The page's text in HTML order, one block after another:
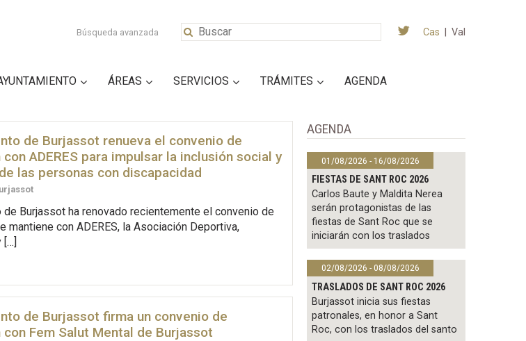
Búsqueda avanzada Cas Val
ÁREAS SERVICIOS TRÁMITES AGENDA
de Burjassot renueva el convenio de
ADERES para impulsar la inclusión social y
las personas con discapacidad
de Burjassot ha renovado recientemente el convenio de
mantiene con ADERES, la Asociación Deportiva,
de Burjassot firma un convenio de
Fem Salut Mental de Burjassot
AGENDA
01/08/2026 - 16/08/2026
FIESTAS DE SANT ROC 2026
Carlos Baute y Maldita Nerea
serán protagonistas de las
fiestas de Sant Roc que se
iniciarán con los traslados
02/08/2026 - 08/08/2026
TRASLADOS DE SANT ROC 2026
Burjassot inicia sus fiestas
patronales, en honor a Sant
Roc, con los traslados del santo